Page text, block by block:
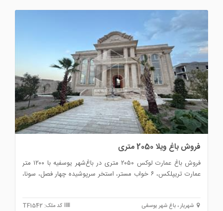
فروش باغ ویلا 2050 متری
فروش باغ عمارت لوکس ۲۰۵۰ متری در باغ‌شهر یوسفیه با ۱۲۰۰ متر
عمارت تریپلکس، ۶ خواب مستر، استخر سرپوشیده چهار فصل، سونا،
انشعابات قانونی.
شهریار ، باغ شهر یوسفی کد ملک: TF1542